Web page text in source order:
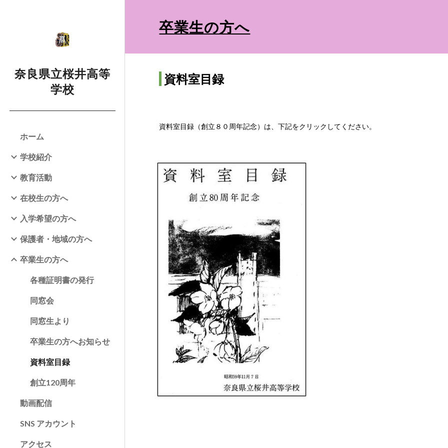
Skip to main content
奈良県立桜井高等
学校
ホーム
学校紹介
教育活動
在校生の方へ
入学希望の方へ
保護者・地域の方へ
卒業生の方へ
各種証明書の発行
同窓会
同窓生より
卒業生の方へお知らせ
資料室目録
創立120周年
動画配信
SNS アカウント
アクセス
卒業生の方へ
資料室目録
資料室目録（創立８０周年記念）は、下記をクリックしてください。